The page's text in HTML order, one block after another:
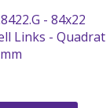
- 84x22
Links - Quadrat